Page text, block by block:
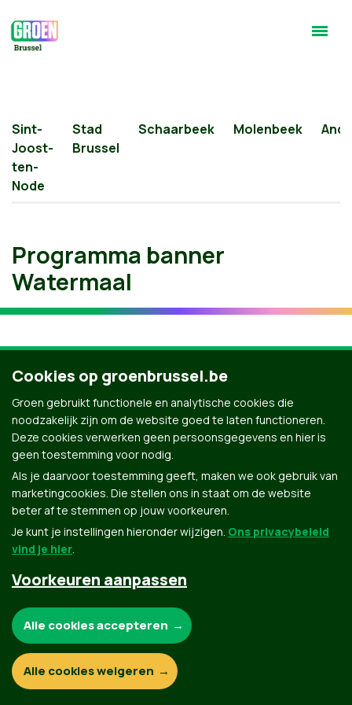
Sint-
Joost-
ten-
Node
Stad
Brussel
Schaarbeek Molenbeek
Programma banner
Watermaal
Groen.be
© Copyright Groen 2026 | Gemaakt met
Contact Privacybeleid
Cookies op groenbrussel.be
Groen gebruikt functionele en analytische cookies die
noodzakelijk zijn om de website goed te laten functioneren.
Deze cookies verwerken geen persoonsgegevens en hier is
geen toestemming voor nodig.
Als je daarvoor toestemming geeft, maken we ook gebruik van
marketingcookies. Die stellen ons in staat om de website
beter af te stemmen op jouw voorkeuren.
Je kunt je instellingen hieronder wijzigen. Ons privacybeleid
vind je hier.
Voorkeuren aanpassen
Functionele en analytische cookies:
Alle cookies accepteren
Alle cookies weigeren